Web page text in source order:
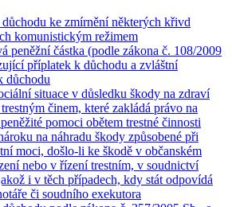
ke zmírnění některých křivd
komunistickým režimem
peněžní částka (podle zákona č. 108/2009
příplatek k důchodu a zvláštní
důchodu
situace v důsledku škody na zdraví
činem, které zakládá právo na
pomoci obětem trestné činnosti
na náhradu škody způsobené při
moci, došlo-li ke škodě v občanském
nebo v řízení trestním, v soudnictví
i v těch případech, kdy stát odpovídá
či soudního exekutora